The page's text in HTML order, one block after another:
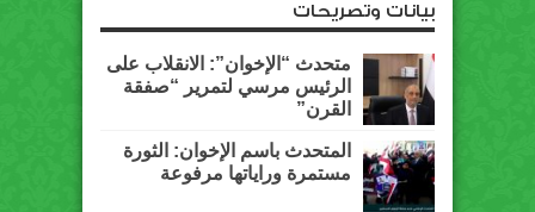
بيانات وتصريحات
متحدث “الإخوان”: الانقلاب على
الرئيس مرسي لتمرير “صفقة
القرن”
المتحدث باسم الإخوان: الثورة
مستمرة وراياتها مرفوعة